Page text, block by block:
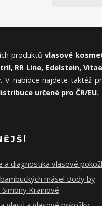
produktů vlasové
RR Line, Edelstein,
V nabídce najdete taktéž
určené pro ČR/EU.
a diagnostika vlasové
másel Body by
Simony Krainové